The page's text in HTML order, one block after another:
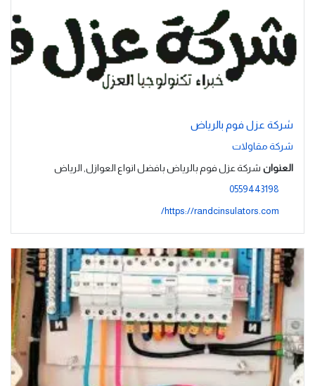
شركة عزل فوم بالرياض
شركة مقاولات
العنوان شركة عزل فوم بالرياض بافضل انواع العوازل, الرياض
0559443198
https://randcinsulators.com/